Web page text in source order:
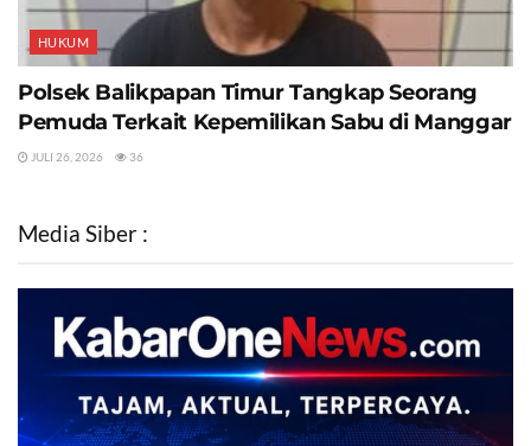
HUKUM
Polsek Balikpapan Timur Tangkap Seorang
Pemuda Terkait Kepemilikan Sabu di Manggar
JULI 26, 2026 36
Media Siber :